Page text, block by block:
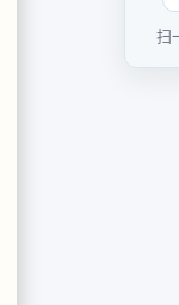
扫